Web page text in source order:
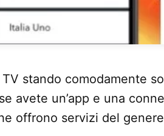
TV stando comodamente
avete un’app e una
offrono servizi del